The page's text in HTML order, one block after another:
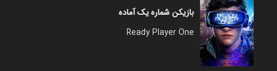
بازیکن شماره یک آماده
Ready Player One